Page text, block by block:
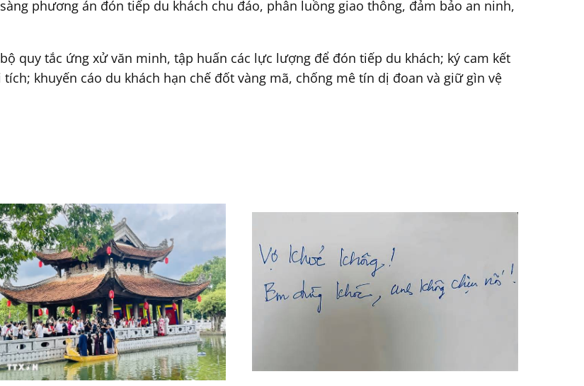
phương án đón tiếp du khách chu đáo, phân luồng giao thông, đảm bảo an ninh,
quy tắc ứng xử văn minh, tập huấn các lực lượng để đón tiếp du khách; ký cam kết
khuyến cáo du khách hạn chế đốt vàng mã, chống mê tín dị đoan và giữ gìn vệ